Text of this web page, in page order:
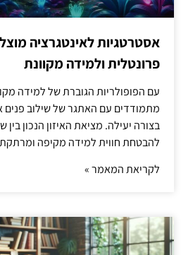
אסטרטגיות לאינטגרציה
פרונטלית ולמידה מקוונת
עם הפופולריות הגוברת של למידה
מתמודדים עם האתגר של שילוב פנים
בצורה יעילה. מציאת האיזון הנכון בין
להבטחת חווית למידה מקיפה
לקריאת המאמר »